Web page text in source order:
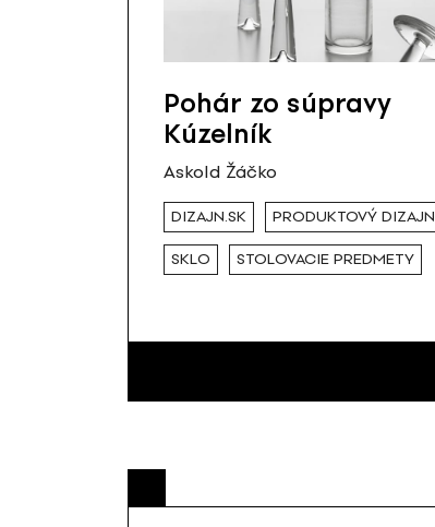
Pohár zo súpravy
Kúzelník
Askold Žáčko
DIZAJN.SK PRODUKTOVÝ DIZAJN
SKLO STOLOVACIE PREDMETY